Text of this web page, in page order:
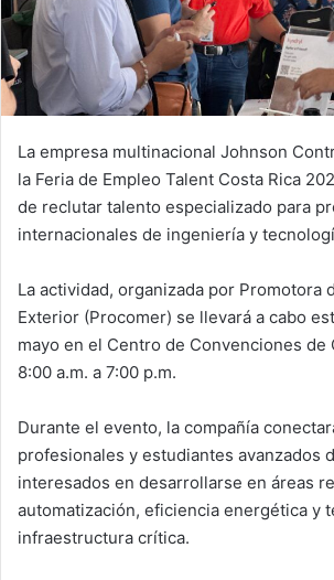
La empresa multinacional Johnson
la Feria de Empleo Talent Costa Rica
de reclutar talento especializado para
internacionales de ingeniería y
La actividad, organizada por Promotora
Exterior (Procomer) se llevará a cabo
mayo en el Centro de Convenciones de
8:00 a.m. a 7:00 p.m.
Durante el evento, la compañía
profesionales y estudiantes avanzados
interesados en desarrollarse en áreas
automatización, eficiencia energética y
infraestructura crítica.